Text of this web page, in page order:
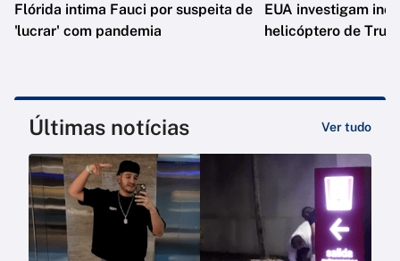
Flórida intima Fauci por suspeita de
'lucrar' com pandemia
EUA investigam
helicóptero de
Últimas notícias Ver tudo